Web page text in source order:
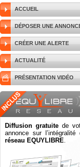
ACCUEIL
DÉPOSER UNE
CRÉER UNE ALERTE
ACTUALITÉ
PRÉSENTATION VIDÉO
Diffusion gratuite de
annonce sur l’intégralité
réseau EQUYLIBRE.